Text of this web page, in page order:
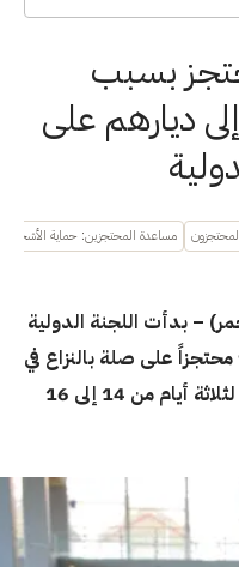
قُرابة 900 محتجز بسبب
ديارهم على
مساعدة المحتجزين: حماية
– بدأت اللجنة الدولية
للصليب الأحمر اليوم نقل نحو 900 محتجزاً على صلة بالنزاع في
اليمن في إطار عملية إنسانية تستمر لثلاثة أيام من 14 إلى 16